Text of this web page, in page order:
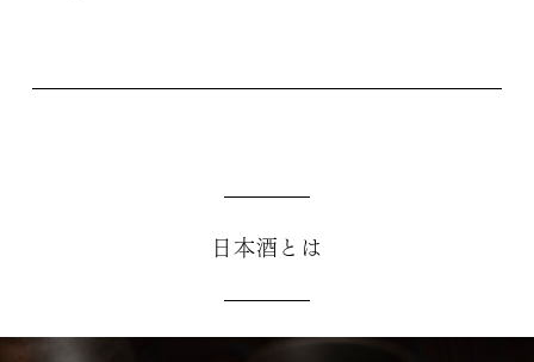
日本酒とは